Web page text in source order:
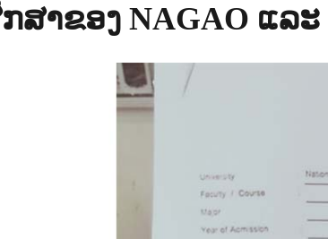
າຂອງ NAGAO ແລະ